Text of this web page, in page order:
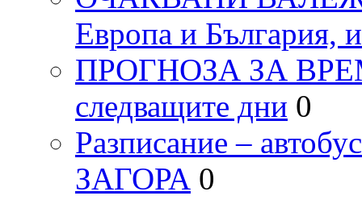
Европа и България,
ПРОГНОЗА ЗА
следващите дни 0
Разписание –
ЗАГОРА 0